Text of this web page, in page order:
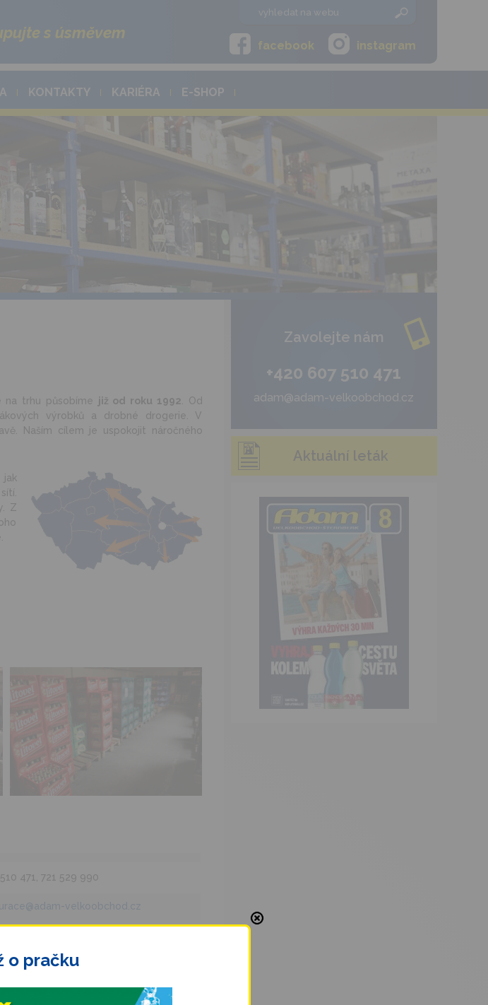
s úsměvem
instagram
facebook
KONTAKTY KARIÉRA E-SHOP
na trhu působíme již od roku 1992
. Od
výrobků a drobné drogerie. V
Naším cílem je uspokojit náročného
Z
471, 721 529 990
velkoobchod.cz
12:00 – 17:00
Zavolejte nám
+420 607 510 471
adam@adam-velkoobchod.cz
Aktuální leták
o pračku